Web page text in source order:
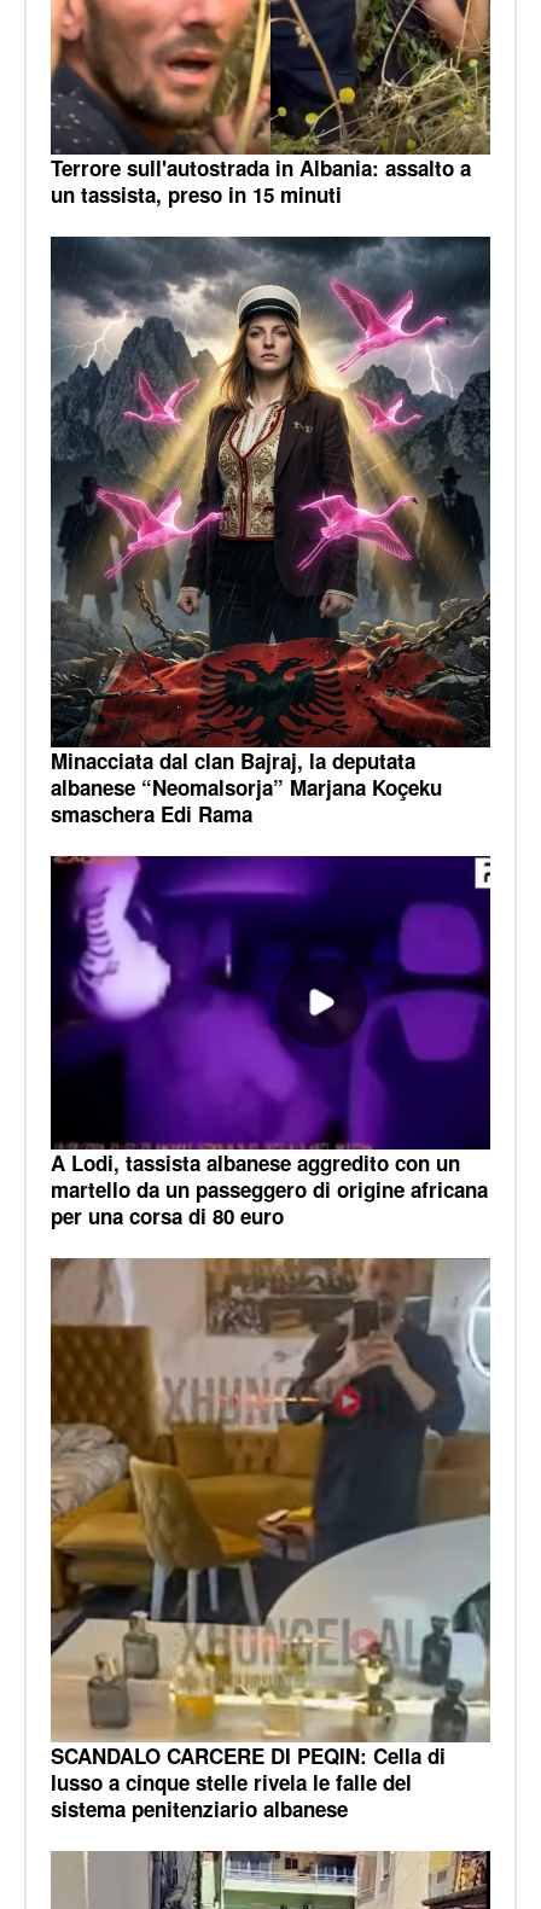
Terrore sull'autostrada in Albania: assalto a
un tassista, preso in 15 minuti
Minacciata dal clan Bajraj, la deputata
albanese “Neomalsorja” Marjana Koçeku
smaschera Edi Rama
A Lodi, tassista albanese aggredito con un
martello da un passeggero di origine africana
per una corsa di 80 euro
SCANDALO CARCERE DI PEQIN: Cella di
lusso a cinque stelle rivela le falle del
sistema penitenziario albanese